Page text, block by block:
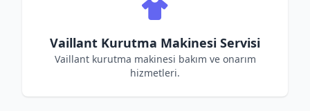
Vaillant Kurutma Makinesi Servisi
Vaillant kurutma makinesi bakım ve onarım
hizmetleri.